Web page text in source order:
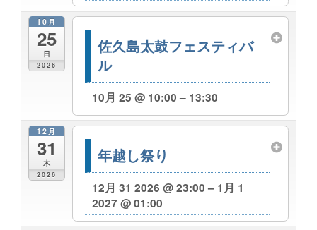
10月
25
日
2026
佐久島太鼓フェスティバ
ル
10月 25 @ 10:00 – 13:30
12月
31
木
2026
年越し祭り
12月 31 2026 @ 23:00 – 1月 1
2027 @ 01:00